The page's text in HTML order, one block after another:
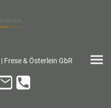
& Österlein GbR